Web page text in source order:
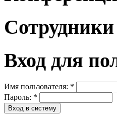
Сотрудники
Вход для
Имя пользователя: *
Пароль: *